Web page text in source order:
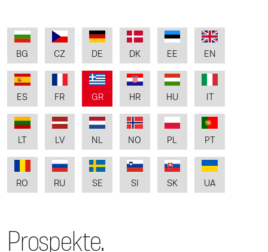
BG CZ DE DK EE EN
ES FR GR HR HU
LT LV NL NO PL PT
RO RU SE SI SK UA
Prospekte.